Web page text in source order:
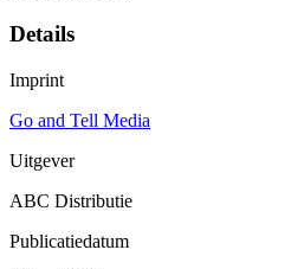
Details
Imprint
Go and Tell Media
Uitgever
ABC Distributie
Publicatiedatum